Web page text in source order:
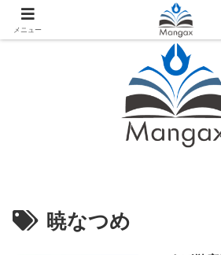
人気おすすめ漫画紹介ならMangax
暁なつめ
メニュー